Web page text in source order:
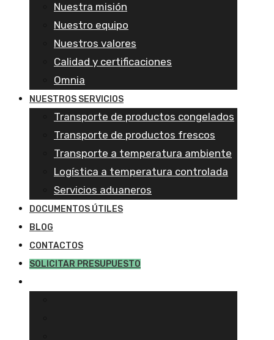
Nuestra misión
Nuestro equipo
Nuestros valores
Calidad y certificaciones
Omnia
NUESTROS SERVICIOS
Transporte de productos congelados
Transporte de productos frescos
Transporte a temperatura ambiente
Logística a temperatura controlada
Servicios aduaneros
DOCUMENTOS ÚTILES
BLOG
CONTACTOS
SOLICITAR PRESUPUESTO